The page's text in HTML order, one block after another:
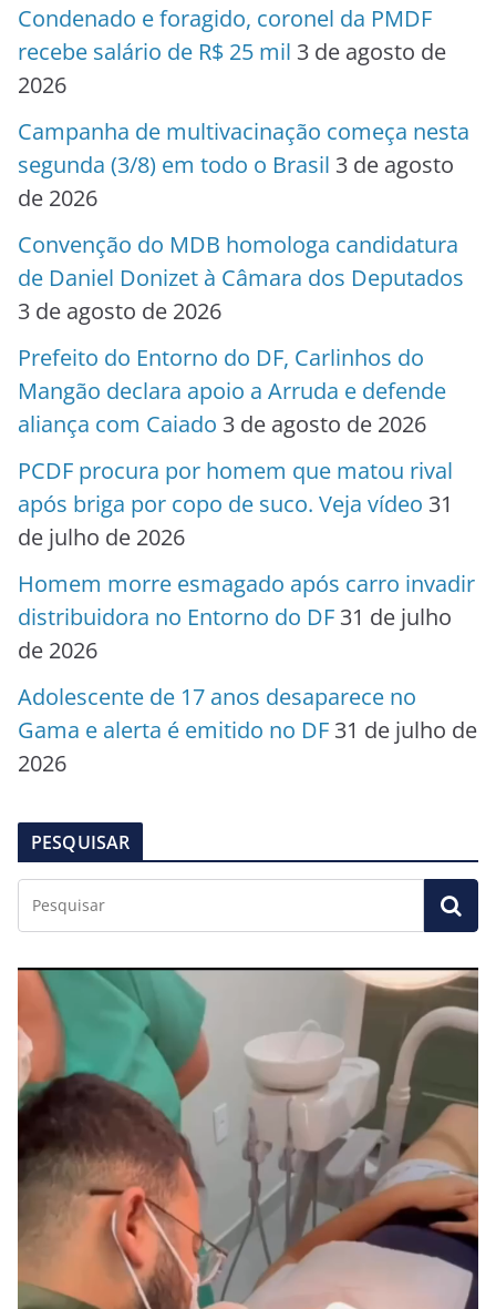
Condenado e foragido, coronel da PMDF
recebe salário de R$ 25 mil 3 de agosto de
2026
Campanha de multivacinação começa nesta
segunda (3/8) em todo o Brasil 3 de agosto
de 2026
Convenção do MDB homologa candidatura
de Daniel Donizet à Câmara dos Deputados
3 de agosto de 2026
Prefeito do Entorno do DF, Carlinhos do
Mangão declara apoio a Arruda e defende
aliança com Caiado 3 de agosto de 2026
PCDF procura por homem que matou rival
após briga por copo de suco. Veja vídeo 31
de julho de 2026
Homem morre esmagado após carro invadir
distribuidora no Entorno do DF 31 de julho
de 2026
Adolescente de 17 anos desaparece no
Gama e alerta é emitido no DF 31 de julho de
2026
PESQUISAR